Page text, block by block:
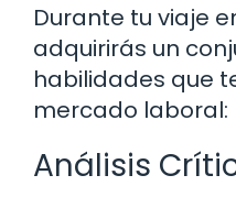
Durante tu viaje
adquirirás un
habilidades que
mercado laboral:
Análisis